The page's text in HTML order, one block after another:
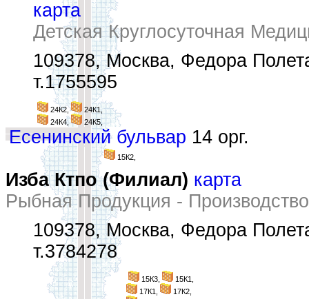
карта
Детская Круглосуточная
109378, Москва, Федора
т.1755595
24К2,
24К1,
24К4,
24К5,
Есенинский бульвар 14 орг.
15К2,
Изба Ктпо (Филиал) карта
Рыбная Продукция - Производство
109378, Москва, Федора
т.3784278
15К3,
15К1,
17К1,
17К2,